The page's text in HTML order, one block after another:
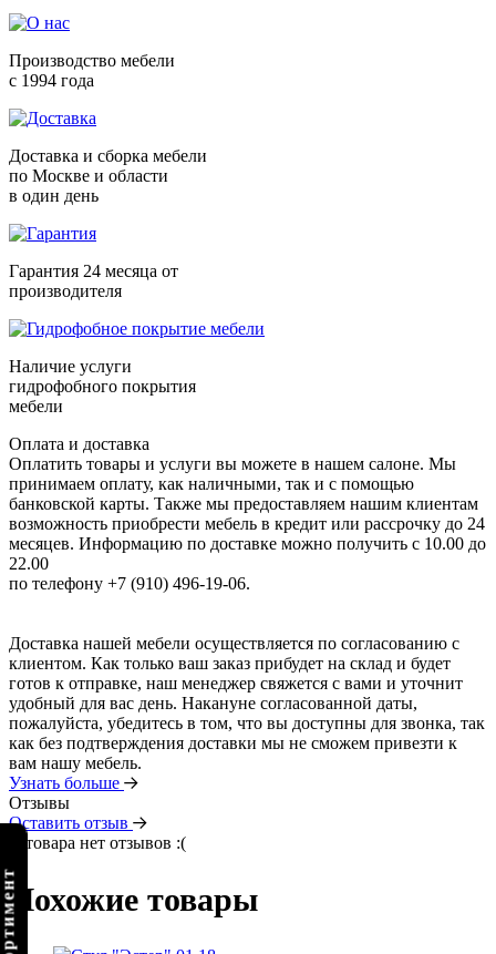
Производство мебели
с 1994 года
Доставка и сборка мебели
по Москве и области
в один день
Гарантия 24 месяца от
производителя
Наличие услуги
гидрофобного покрытия
мебели
Оплата и доставка
Оплатить товары и услуги вы можете в нашем салоне. Мы
принимаем оплату, как наличными, так и с помощью
банковской карты. Также мы предоставляем нашим клиентам
возможность приобрести мебель в кредит или рассрочку до 24
месяцев. Информацию по доставке можно получить с 10.00 до
22.00
по телефону +7 (910) 496-19-06.
Доставка нашей мебели осуществляется по согласованию с
клиентом. Как только ваш заказ прибудет на склад и будет
готов к отправке, наш менеджер свяжется с вами и уточнит
удобный для вас день. Накануне согласованной даты,
пожалуйста, убедитесь в том, что вы доступны для звонка, так
как без подтверждения доставки мы не сможем привезти к
вам нашу мебель.
Узнать больше
Отзывы
Оставить отзыв
У товара нет отзывов :(
Похожие товары